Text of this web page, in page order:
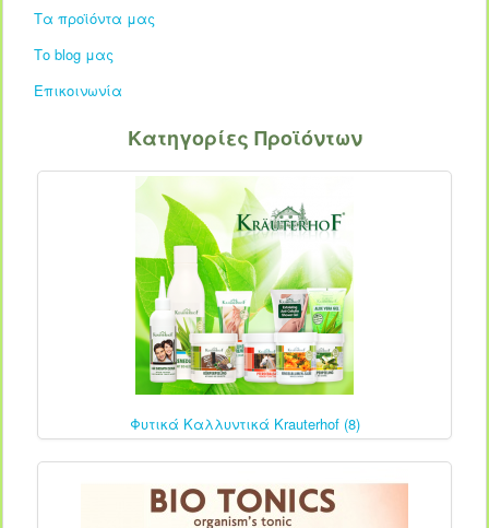
Τα προϊόντα μας
Το blog μας
Επικοινωνία
Κατηγορίες Προϊόντων
Φυτικά Καλλυντικά Krauterhof (8)